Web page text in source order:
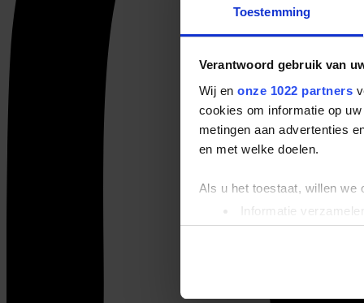
Toestemming
Verantwoord gebruik van
Wij en onze 1022 partners
cookies om informatie op
metingen aan advertenties
en met welke doelen.
Als u het toestaat, willen we
Informatie
Uw apparaat
Lees meer over hoe uw